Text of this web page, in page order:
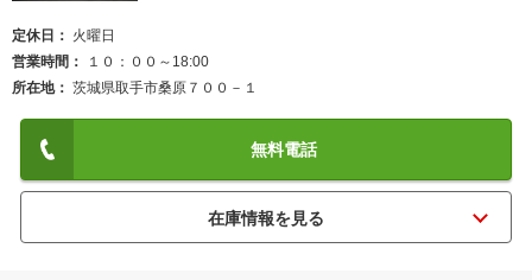
定休日
火曜日
営業時間
１０：００～18:00
所在地
茨城県取手市桑原７００－１
無料電話